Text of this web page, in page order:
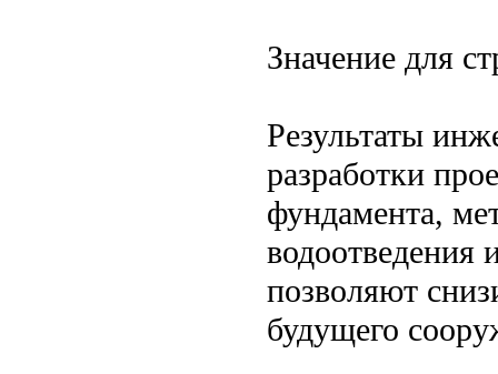
Значение для
Результаты
разработки
фундамента,
позволяют
будущего